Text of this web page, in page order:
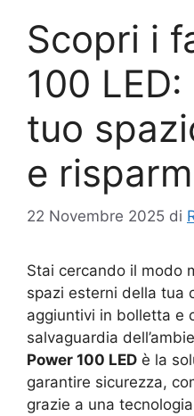
Scopri i
100
tuo
e
22 Novembre 2025 di
Stai cercando il modo
spazi esterni della tua
aggiuntivi in bolletta e
salvaguardia
Power 100 LED è la
garantire sicurezza,
grazie a una